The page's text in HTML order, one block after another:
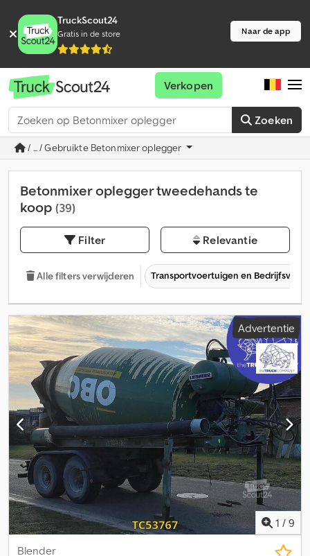
TruckScout24
Gratis in de store Naar de app
Zoeken
Verkopen
/ ... / Gebruikte Betonmixer oplegger
Betonmixer oplegger tweedehands te
koop (39)
Filter Relevantie
Alle filters verwijderen Transportvoertuigen en
Advertentie
1 / 9
Blender